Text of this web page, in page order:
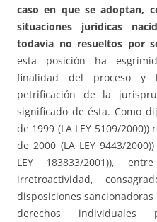
caso en que se adoptan,
situaciones jurídicas
todavía no resueltos por
esta posición ha
finalidad del proceso y
petrificación de la
significado de ésta. Como
de 1999 (LA LEY 5109/
de 2000 (LA LEY 9443/
LEY 183833/2001)),
irretroactividad,
disposiciones
derechos